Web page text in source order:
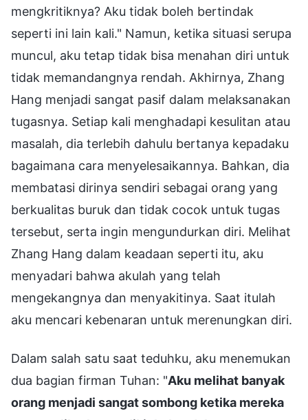
mengkritiknya? Aku tidak boleh bertindak
seperti ini lain kali." Namun, ketika situasi serupa
muncul, aku tetap tidak bisa menahan diri untuk
tidak memandangnya rendah. Akhirnya, Zhang
Hang menjadi sangat pasif dalam melaksanakan
tugasnya. Setiap kali menghadapi kesulitan atau
masalah, dia terlebih dahulu bertanya kepadaku
bagaimana cara menyelesaikannya. Bahkan, dia
membatasi dirinya sendiri sebagai orang yang
berkualitas buruk dan tidak cocok untuk tugas
tersebut, serta ingin mengundurkan diri. Melihat
Zhang Hang dalam keadaan seperti itu, aku
menyadari bahwa akulah yang telah
mengekangnya dan menyakitinya. Saat itulah
aku mencari kebenaran untuk merenungkan diri.
Dalam salah satu saat teduhku, aku menemukan
dua bagian firman Tuhan: "Aku melihat banyak
orang menjadi sangat sombong ketika mereka